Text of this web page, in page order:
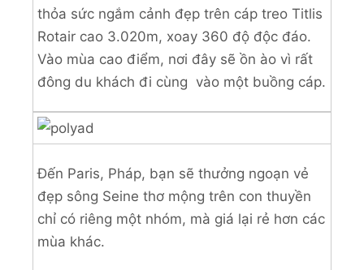
thỏa sức ngắm cảnh đẹp trên cáp treo Titlis
Rotair cao 3.020m, xoay 360 độ độc đáo.
Vào mùa cao điểm, nơi đây sẽ ồn ào vì rất
đông du khách đi cùng vào một buồng cáp.
Đến Paris, Pháp, bạn sẽ thưởng ngoạn vẻ
đẹp sông Seine thơ mộng trên con thuyền
chỉ có riêng một nhóm, mà giá lại rẻ hơn các
mùa khác.